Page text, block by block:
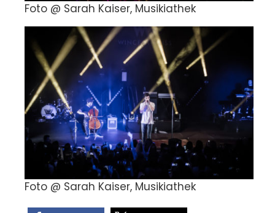
Foto @ Sarah Kaiser, Musikiathek
Foto @ Sarah Kaiser, Musikiathek